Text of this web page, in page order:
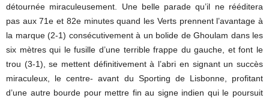
détournée miraculeusement. Une belle parade qu’il ne rééditera
pas aux 71e et 82e minutes quand les Verts prennent l’avantage à
la marque (2-1) consécutivement à un bolide de Ghoulam dans les
six mètres qui le fusille d’une terrible frappe du gauche, et font le
trou (3-1), se mettent définitivement à l’abri en signant un succès
miraculeux, le centre- avant du Sporting de Lisbonne, profitant
d’une autre bourde pour mettre fin au signe indien qui le poursuit